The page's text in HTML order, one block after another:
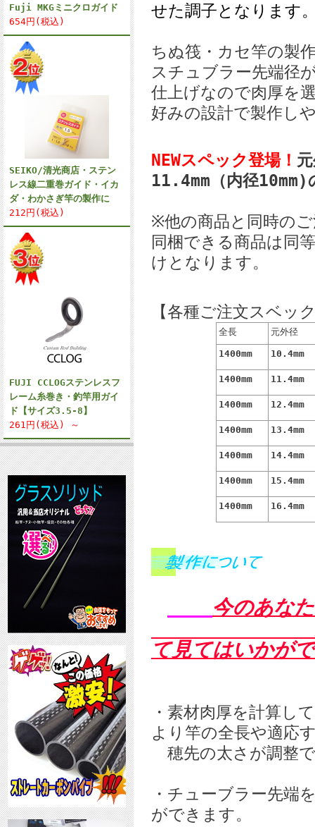
Fuji MKGミニクロガイド
654円(税込)
SEIKO/清光商店・ステン
レス線二重巻ガイド・イカ
ダ・わかさぎ竿の製作に
212円(税込)
FUJI CCLOGステンレスフ
レーム糸巻き・釣竿用ガイ
ド【サイズ3.5-8】
261円(税込) ～
せた調子となります
ちぬ筏・カセ竿の製
スチュブラー先端径
仕上げなので肉厚を
好みの設計で製作し
NEWスペック登場！
11.4mm（内径
※他の商品と同時の
同梱できる商品は同
けとなります。
【各種ご注文スベッ
全長 元外径
1400mm 10.4mm
1400mm 11.4mm
1400mm 12.4mm
1400mm 13.4mm
1400mm 14.4mm
1400mm 15.4mm
1400mm 16.4mm
今のあな
て見てはいかが
・素材肉厚を計算し
より竿の全長や適応
穂先の太さが調整
・チューブラー先端
ができます。